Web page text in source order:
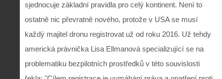
sjednocuje základní pravidla pro celý kontinent. Není to
ostatně nic převratně nového, protože v USA se musí
každý majitel dronu registrovat už od roku 2016. Už tehdy
americká právnička Lisa Ellmanová specializující se na
problematiku bezpilotních prostředků v této souvislosti